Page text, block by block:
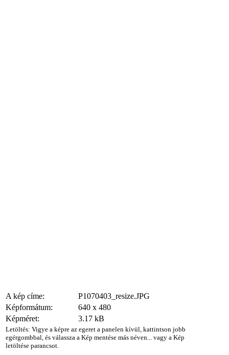
A kép címe:
P1070403_resize.JPG
Képformátum:
640 x 480
Képméret:
3.17 kB
Letöltés: Vigye a képre az egeret a panelen kívül, kattintson jobb
egérgombbal, és válassza a Kép mentése más néven... vagy a Kép
letöltése parancsot.